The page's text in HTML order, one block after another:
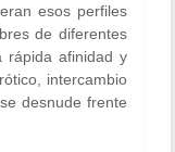
esos perfiles
de diferentes
rápida afinidad y
intercambio
desnude frente